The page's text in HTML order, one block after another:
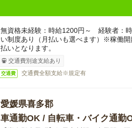
無資格未経験：時給1200円～ 経験者：
い制度あり（月払いも選べます）※稼働
払いとなります。
交通費別途支給あり
交通費 交通費全額支給※規定有
愛媛県喜多郡
車通勤OK / 自転車・バイク通勤